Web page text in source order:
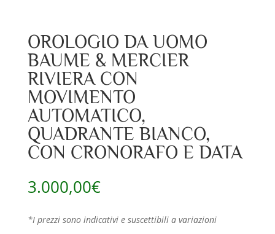
OROLOGIO DA UOMO
BAUME & MERCIER
RIVIERA CON
MOVIMENTO
AUTOMATICO,
QUADRANTE BIANCO,
CON CRONORAFO E DATA
3.000,00€
*I prezzi sono indicativi e suscettibili a variazioni